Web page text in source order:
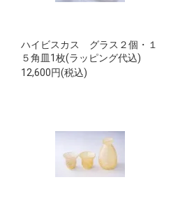
ハイビスカス グラス２個・１
５角皿1枚(ラッピング代込)
12,600円(税込)